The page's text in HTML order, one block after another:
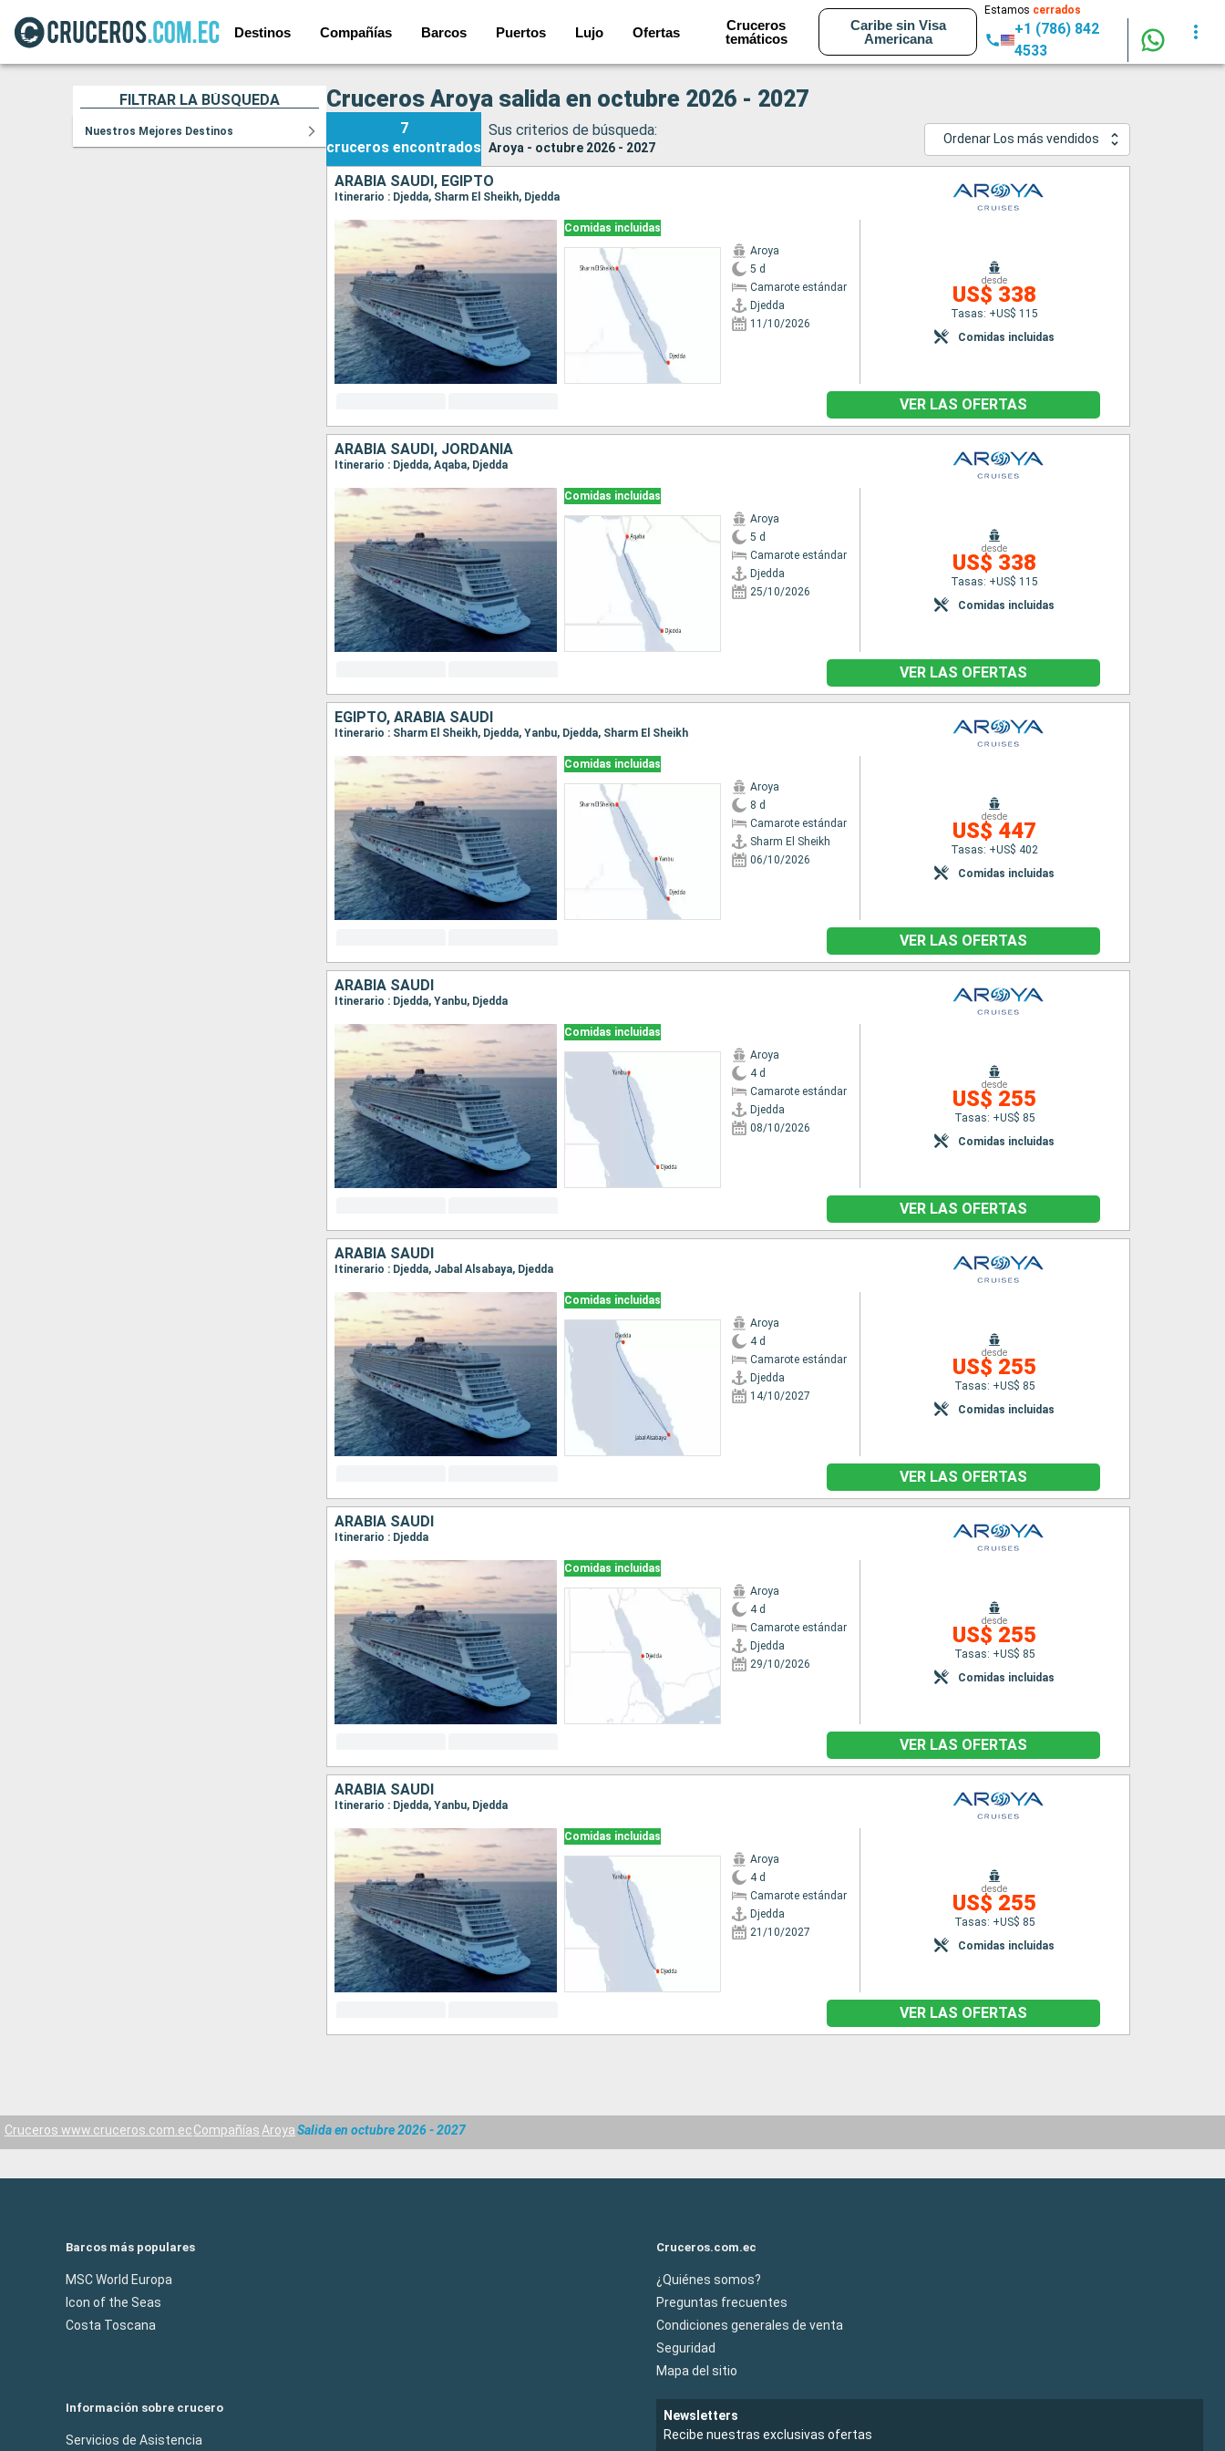
Destinos Compañías Barcos Puertos Lujo Ofertas
Cruceros
temáticos
Caribe sin Visa
Americana
Estamos cerrados
+1 (786) 842
4533
FILTRAR LA BÚSQUEDA
Nuestros Mejores Destinos
Cruceros Aroya salida en octubre 2026 - 2027
7
cruceros encontrados
Sus criterios de búsqueda:
Aroya - octubre 2026 - 2027
Ordenar Los más vendidos
ARABIA SAUDÍ, EGIPTO
Itinerario : Djedda, Sharm El Sheikh, Djedda
Comidas incluidas
Aroya
5 d
Camarote estándar
Djedda
11/10/2026
desde
US$ 338
Tasas: +US$ 115
Comidas incluidas
VER LAS OFERTAS
ARABIA SAUDÍ, JORDANIA
Itinerario : Djedda, Aqaba, Djedda
Comidas incluidas
Aroya
5 d
Camarote estándar
Djedda
25/10/2026
desde
US$ 338
Tasas: +US$ 115
Comidas incluidas
VER LAS OFERTAS
EGIPTO, ARABIA SAUDÍ
Itinerario : Sharm El Sheikh, Djedda, Yanbu, Djedda, Sharm El Sheikh
Comidas incluidas
Aroya
8 d
Camarote estándar
Sharm El Sheikh
06/10/2026
desde
US$ 447
Tasas: +US$ 402
Comidas incluidas
VER LAS OFERTAS
ARABIA SAUDÍ
Itinerario : Djedda, Yanbu, Djedda
Comidas incluidas
Aroya
4 d
Camarote estándar
Djedda
08/10/2026
desde
US$ 255
Tasas: +US$ 85
Comidas incluidas
VER LAS OFERTAS
ARABIA SAUDÍ
Itinerario : Djedda, Jabal Alsabaya, Djedda
Comidas incluidas
Aroya
4 d
Camarote estándar
Djedda
14/10/2027
desde
US$ 255
Tasas: +US$ 85
Comidas incluidas
VER LAS OFERTAS
ARABIA SAUDÍ
Itinerario : Djedda
Comidas incluidas
Aroya
4 d
Camarote estándar
Djedda
29/10/2026
desde
US$ 255
Tasas: +US$ 85
Comidas incluidas
VER LAS OFERTAS
ARABIA SAUDÍ
Itinerario : Djedda, Yanbu, Djedda
Comidas incluidas
Aroya
4 d
Camarote estándar
Djedda
21/10/2027
desde
US$ 255
Tasas: +US$ 85
Comidas incluidas
VER LAS OFERTAS
Cruceros www.cruceros.com.ecCompañíasAroyaSalida en octubre 2026 - 2027
Barcos más populares
MSC World Europa
Icon of the Seas
Costa Toscana
Cruceros.com.ec
¿Quiénes somos?
Preguntas frecuentes
Condiciones generales de venta
Seguridad
Mapa del sitio
Información sobre crucero
Servicios de Asistencia
Newsletters
Recibe nuestras exclusivas ofertas